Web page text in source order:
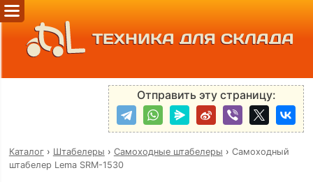
ТЕХНИКА ДЛЯ СКЛАДА
Отправить эту страницу:
Каталог› Штабелеры › Самоходные штабелеры › Самоходный
штабелер Lema SRM-1530